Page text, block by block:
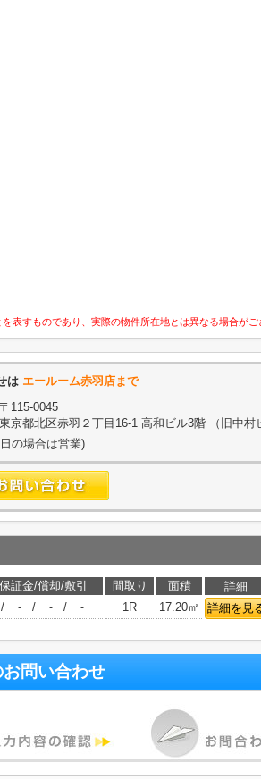
表すものであり、実際の物件所在地とは異なる場合がご
は エールーム赤羽店まで
〒115-0045
東京都北区赤羽２丁目16-1 高和ビル3階 （旧中村
の場合は営業)
証金/償却/敷引 間取り 面積 詳細
/ - / - / - 1R 17.20㎡ 詳細を見
問い合わせ